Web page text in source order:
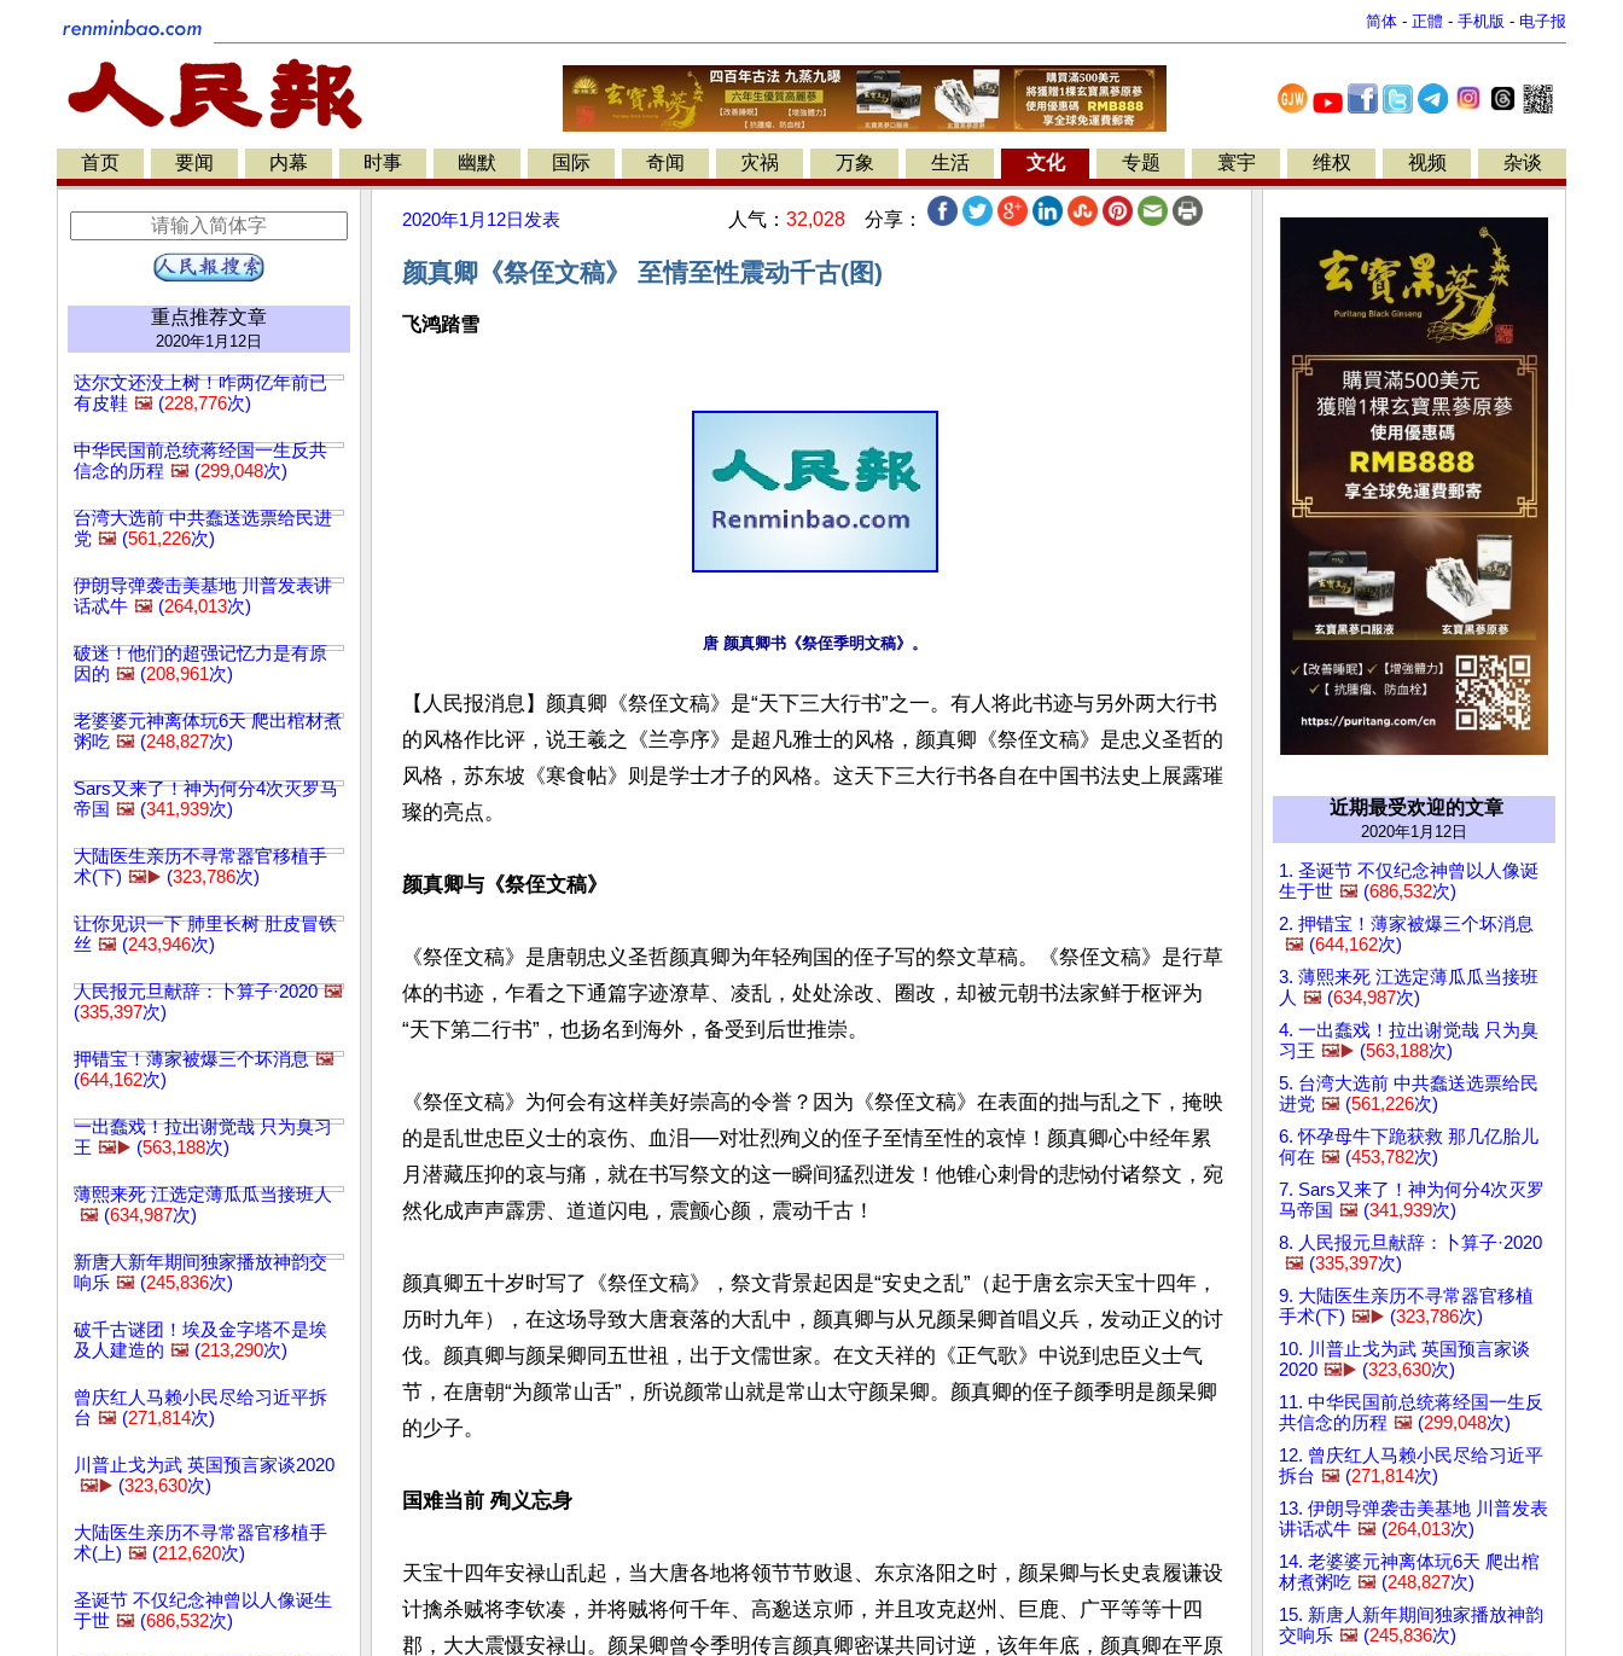
简体 - 正體 - 手机版 - 电子报
首页 要闻 内幕 时事 幽默 国际 奇闻 灾祸 万象 生活 文化 专题 寰宇 维权 视频 杂谈
重点推荐文章
2020年1月12日
达尔文还没上树！咋两亿年前已
有皮鞋 🖼️ (228,776次)
中华民国前总统蒋经国一生反共
信念的历程 🖼️ (299,048次)
台湾大选前 中共蠢送选票给民进
党 🖼️ (561,226次)
伊朗导弹袭击美基地 川普发表讲
话忒牛 🖼️ (264,013次)
破迷！他们的超强记忆力是有原
因的 🖼️ (208,961次)
老婆婆元神离体玩6天 爬出棺材煮
粥吃 🖼️ (248,827次)
Sars又来了！神为何分4次灭罗马
帝国 🖼️ (341,939次)
大陆医生亲历不寻常器官移植手
术(下) 🖼️▶️ (323,786次)
让你见识一下 肺里长树 肚皮冒铁
丝 🖼️ (243,946次)
人民报元旦献辞：卜算子·2020 🖼️
(335,397次)
押错宝！薄家被爆三个坏消息 🖼️
(644,162次)
一出蠢戏！拉出谢觉哉 只为臭习
王 🖼️▶️ (563,188次)
薄熙来死 江选定薄瓜瓜当接班人
🖼️ (634,987次)
新唐人新年期间独家播放神韵交
响乐 🖼️ (245,836次)
破千古谜团！埃及金字塔不是埃
及人建造的 🖼️ (213,290次)
曾庆红人马赖小民尽给习近平拆
台 🖼️ (271,814次)
川普止戈为武 英国预言家谈2020
🖼️▶️ (323,630次)
大陆医生亲历不寻常器官移植手
术(上) 🖼️ (212,620次)
圣诞节 不仅纪念神曾以人像诞生
于世 🖼️ (686,532次)
2020年1月12日 发表 人气： 32,028 分享：
颜真卿《祭侄文稿》 至情至性震动千古(图)
飞鸿踏雪
【人民报消息】颜真卿《祭侄文稿》是“天下三大行书”之一。有人将此书迹与另外两大行书
的风格作比评，说王羲之《兰亭序》是超凡雅士的风格，颜真卿《祭侄文稿》是忠义圣哲的
风格，苏东坡《寒食帖》则是学士才子的风格。这天下三大行书各自在中国书法史上展露璀
璨的亮点。
颜真卿与《祭侄文稿》
《祭侄文稿》是唐朝忠义圣哲颜真卿为年轻殉国的侄子写的祭文草稿。《祭侄文稿》是行草
体的书迹，乍看之下通篇字迹潦草、凌乱，处处涂改、圈改，却被元朝书法家鲜于枢评为
“天下第二行书”，也扬名到海外，备受到后世推崇。
《祭侄文稿》为何会有这样美好崇高的令誉？因为《祭侄文稿》在表面的拙与乱之下，掩映
的是乱世忠臣义士的哀伤、血泪──对壮烈殉义的侄子至情至性的哀悼！颜真卿心中经年累
月潜藏压抑的哀与痛，就在书写祭文的这一瞬间猛烈迸发！他锥心刺骨的悲恸付诸祭文，宛
然化成声声霹雳、道道闪电，震颤心颜，震动千古！
颜真卿五十岁时写了《祭侄文稿》，祭文背景起因是“安史之乱”（起于唐玄宗天宝十四年，
历时九年），在这场导致大唐衰落的大乱中，颜真卿与从兄颜杲卿首唱义兵，发动正义的讨
伐。颜真卿与颜杲卿同五世祖，出于文儒世家。在文天祥的《正气歌》中说到忠臣义士气
节，在唐朝“为颜常山舌”，所说颜常山就是常山太守颜杲卿。颜真卿的侄子颜季明是颜杲卿
的少子。
国难当前 殉义忘身
天宝十四年安禄山乱起，当大唐各地将领节节败退、东京洛阳之时，颜杲卿与长史袁履谦设
计擒杀贼将李钦凑，并将贼将何千年、高邈送京师，并且攻克赵州、巨鹿、广平等等十四
郡，大大震慑安禄山。颜杲卿曾令季明传言颜真卿密谋共同讨逆，该年年底，颜真卿在平原
近期最受欢迎的文章
2020年1月12日
1. 圣诞节 不仅纪念神曾以人像诞
生于世 🖼️ (686,532次)
2. 押错宝！薄家被爆三个坏消息
🖼️ (644,162次)
3. 薄熙来死 江选定薄瓜瓜当接班
人 🖼️ (634,987次)
4. 一出蠢戏！拉出谢觉哉 只为臭
习王 🖼️▶️ (563,188次)
5. 台湾大选前 中共蠢送选票给民
进党 🖼️ (561,226次)
6. 怀孕母牛下跪获救 那几亿胎儿
何在 🖼️ (453,782次)
7. Sars又来了！神为何分4次灭罗
马帝国 🖼️ (341,939次)
8. 人民报元旦献辞：卜算子·2020
🖼️ (335,397次)
9. 大陆医生亲历不寻常器官移植
手术(下) 🖼️▶️ (323,786次)
10. 川普止戈为武 英国预言家谈
2020 🖼️▶️ (323,630次)
11. 中华民国前总统蒋经国一生反
共信念的历程 🖼️ (299,048次)
12. 曾庆红人马赖小民尽给习近平
拆台 🖼️ (271,814次)
13. 伊朗导弹袭击美基地 川普发表
讲话忒牛 🖼️ (264,013次)
14. 老婆婆元神离体玩6天 爬出棺
材煮粥吃 🖼️ (248,827次)
15. 新唐人新年期间独家播放神韵
交响乐 🖼️ (245,836次)